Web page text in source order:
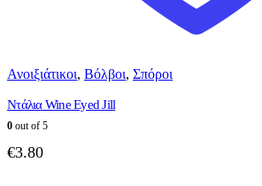
Ανοιξιάτικοι, Βόλβοι, Σπόροι
Ντάλια Wine Eyed Jill
0 out of 5
€3.80